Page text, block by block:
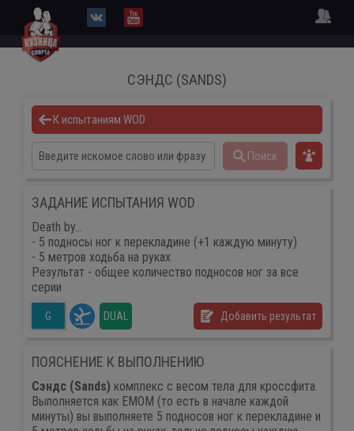
СЭНДС (SANDS)
К испытаниям WOD
Поиск
ЗАДАНИЕ ИСПЫТАНИЯ WOD
Death by...
- 5 подносы ног к перекладине (+1 каждую минуту)
- 5 метров ходьба на руках
Результат - общее количество подносов ног за все
серии
G DUAL Добавить результат
ПОЯСНЕНИЕ К ВЫПОЛНЕНИЮ
Сэндс (Sands) комплекс с весом тела для кроссфита.
Выполняется как ЕМОМ (то есть в начале каждой
минуты) вы выполняете 5 подносов ног к перекладине и